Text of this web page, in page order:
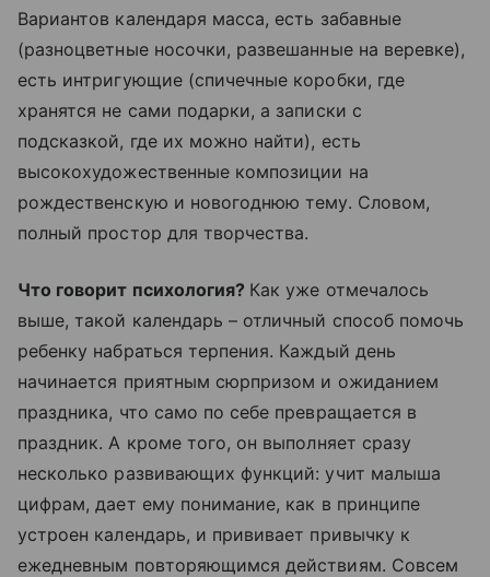
Вариантов календаря масса, есть забавные
(разноцветные носочки, развешанные на веревке),
есть интригующие (спичечные коробки, где
хранятся не сами подарки, а записки с
подсказкой, где их можно найти), есть
высокохудожественные композиции на
рождественскую и новогоднюю тему. Словом,
полный простор для творчества.
Что говорит психология? Как уже отмечалось
выше, такой календарь – отличный способ помочь
ребенку набраться терпения. Каждый день
начинается приятным сюрпризом и ожиданием
праздника, что само по себе превращается в
праздник. А кроме того, он выполняет сразу
несколько развивающих функций: учит малыша
цифрам, дает ему понимание, как в принципе
устроен календарь, и прививает привычку к
ежедневным повторяющимся действиям. Совсем